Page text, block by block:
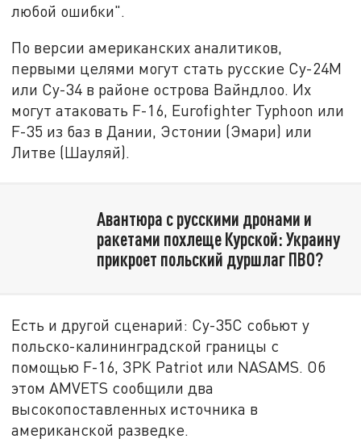
любой ошибки".
По версии американских аналитиков,
первыми целями могут стать русские Су-24М
или Су-34 в районе острова Вайндлоо. Их
могут атаковать F-16, Eurofighter Typhoon или
F-35 из баз в Дании, Эстонии (Эмари) или
Литве (Шауляй).
Авантюра с русскими дронами и
ракетами похлеще Курской: Украину
прикроет польский дуршлаг ПВО?
Есть и другой сценарий: Су-35С собьют у
польско-калининградской границы с
помощью F-16, ЗРК Patriot или NASAMS. Об
этом AMVETS сообщили два
высокопоставленных источника в
американской разведке.